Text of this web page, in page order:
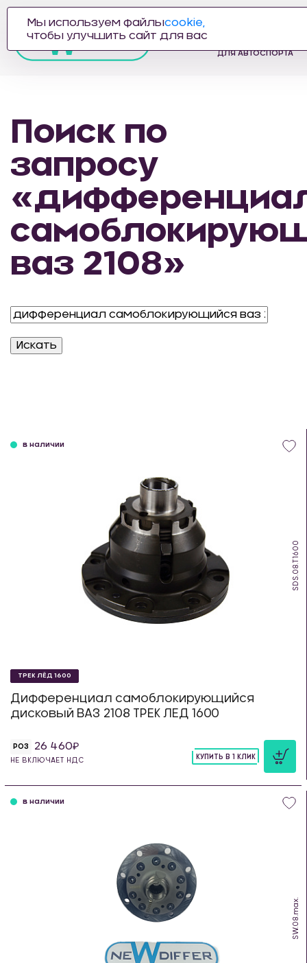
ДЛЯ АВТОСПОРТА
Поиск по
запросу
ваз 2108»
SDS.08.T1600
в наличии
ТРЕК ЛЁД 1600
Дифференциал самоблокирующийся
дисковый ВАЗ 2108 ТРЕК ЛЕД 1600
РОЗ 26 460
НЕ ВКЛЮЧАЕТ НДС
КУПИТЬ В 1 КЛИК
SW.08.max.
в наличии
Мы используем файлыcookie,
чтобы улучшить сайт для вас